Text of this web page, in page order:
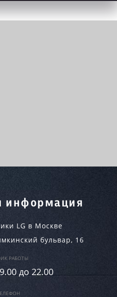
информация
LG в Москве
бульвар, 16
РАБОТЫ
до 22.00